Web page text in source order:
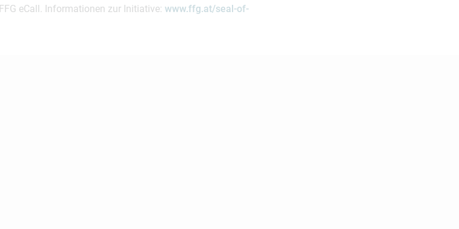
eCall. Informationen zur Initiative: www.ffg.at/seal-of-